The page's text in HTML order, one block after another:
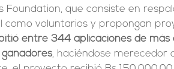
Foundation, que consiste en
como voluntarios y propongan
entre 344 aplicaciones de
, haciéndose merecedor